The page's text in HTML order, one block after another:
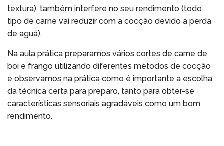
textura), também interfere no seu rendimento (todo
tipo de carne vai reduzir com a cocção devido a perda
de aguá).
Na aula prática preparamos vários cortes de carne de
boi e frango utilizando diferentes métodos de cocção
e observamos na prática como é importante a escolha
da técnica certa para preparo, tanto para obter-se
características sensoriais agradáveis como um bom
rendimento.